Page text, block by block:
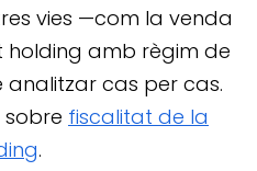
vies —com la venda
amb règim de
cas per cas.
sobre fiscalitat de la
.